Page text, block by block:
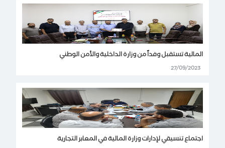
المالية تستقبل وفداً من وزارة الداخلية والأمن الوطني
27/09/2023
اجتماع تنسيقي لإدارات وزارة المالية في المعابر التجارية